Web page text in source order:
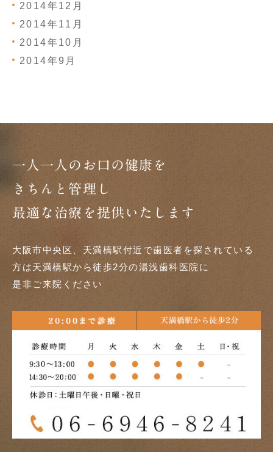
2014年12月
2014年11月
2014年10月
2014年9月
一人一人のお口の健康を
きちんと管理し
最適な治療を提供いたします
大阪市中央区、天満橋駅付近で歯医者を探されている
方は天満橋駅から徒歩2分の湯浅歯科医院に
是非ご来院ください